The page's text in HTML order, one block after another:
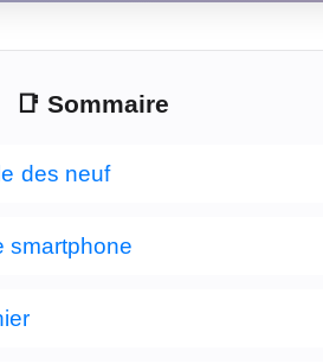
📑 Sommaire
des neuf
smartphone